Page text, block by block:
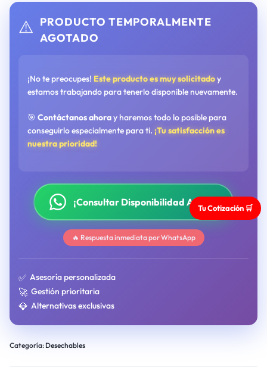
⚠️ PRODUCTO TEMPORALMENTE
AGOTADO
¡No te preocupes! Este producto es muy solicitadoy
estamos trabajando para tenerlo disponible nuevamente.
🎯 Contáctanos ahoray haremos todo lo posible para
conseguirlo especialmente para ti. ¡Tu satisfacción es
nuestra prioridad!
¡Consultar Disponibilidad Ahora!
🔥 Respuesta inmediata por WhatsApp
✅ Asesoría personalizada
🚀 Gestión prioritaria
💎 Alternativas exclusivas
Categoría: Desechables
Tu Cotización 🛒